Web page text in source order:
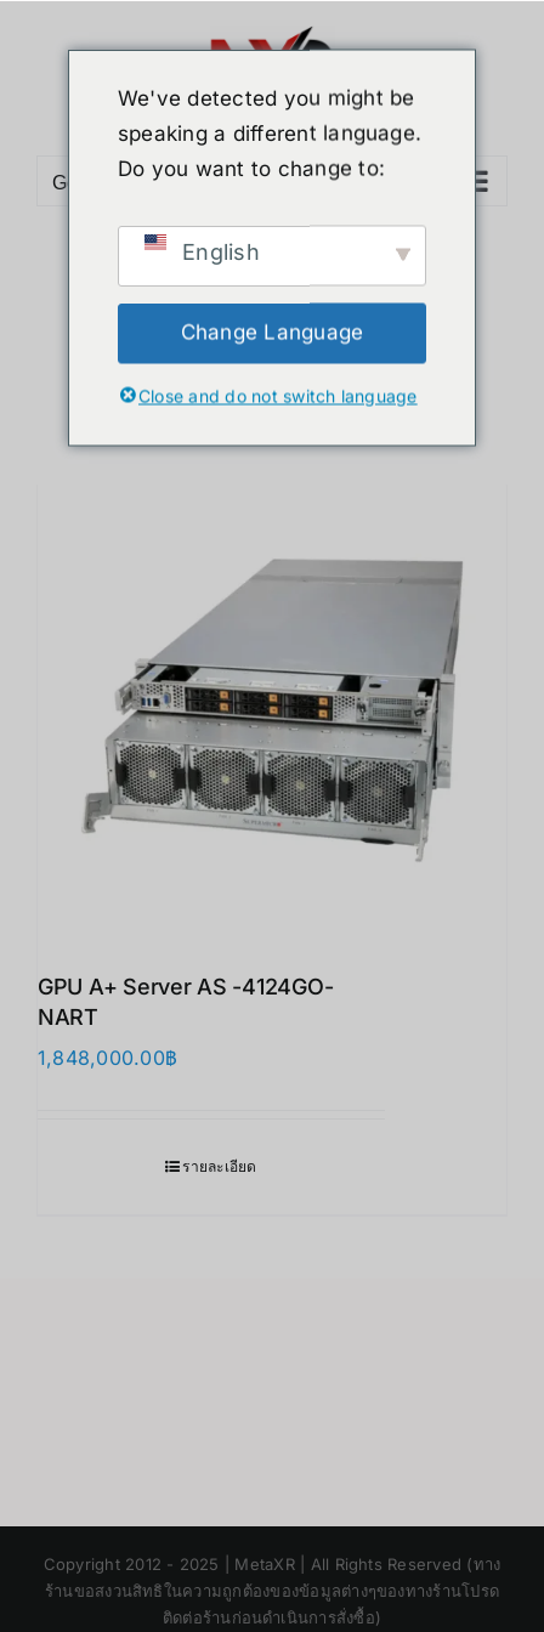
Go to...
Sort byDefault Order
Show12 Products
GPU A+ Server AS -4124GO-
NART
1,848,000.00฿
รายละเอียด
Copyright 2012 - 2025 | MetaXR | All Rights Reserved (ทาง
ร้านขอสงวนสิทธิในความถูกต้องของข้อมูลต่างๆของทางร้านโปรด
ติดต่อร้านก่อนดำเนินการสั่งซื้อ)
We've detected you might be
speaking a different language.
Do you want to change to:
English
Change Language
Close and do not switch language
Chinese